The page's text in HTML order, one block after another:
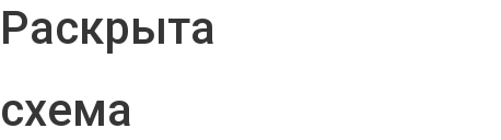
Раскрыта
схема